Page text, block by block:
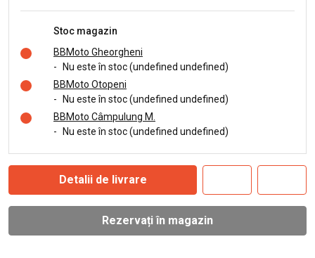
Stoc magazin
BBMoto Gheorgheni
-
Nu este în stoc (undefined undefined)
BBMoto Otopeni
-
Nu este în stoc (undefined undefined)
BBMoto Câmpulung M.
-
Nu este în stoc (undefined undefined)
Detalii de livrare
Rezervați în magazin